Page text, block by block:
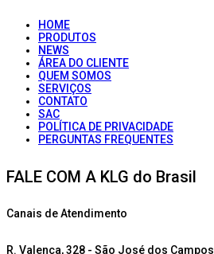
HOME
PRODUTOS
NEWS
ÁREA DO CLIENTE
QUEM SOMOS
SERVIÇOS
CONTATO
SAC
POLÍTICA DE PRIVACIDADE
PERGUNTAS FREQUENTES
FALE COM A KLG do Brasil
Canais de Atendimento
R. Valença, 328 - São José dos Campos